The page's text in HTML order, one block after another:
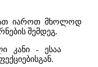
იაროთ მხოლოდ
შემდეგ.
კანი - ესაა